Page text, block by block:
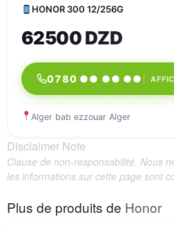
HONOR 300 12/256G
62500 DZD
0780 ●● ●● ●●
Alger bab ezzouar Alger
Disclaimer Note
Clause de non-responsabilité. Nous
les informations sur cette page sont
Plus de produits de Honor